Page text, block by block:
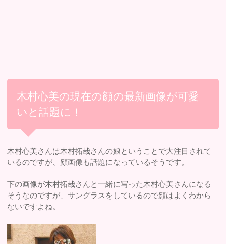
木村心美の現在の顔の最新画像が可愛
いと話題に！
木村心美さんは木村拓哉さんの娘ということで大注目されて
いるのですが、顔画像も話題になっているそうです。
下の画像が木村拓哉さんと一緒に写った木村心美さんになる
そうなのですが、サングラスをしているので顔はよくわから
ないですよね。